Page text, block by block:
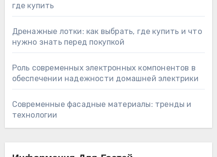
где купить
Дренажные лотки: как выбрать, где купить и что
нужно знать перед покупкой
Роль современных электронных компонентов в
обеспечении надежности домашней электрики
Современные фасадные материалы: тренды и
технологии